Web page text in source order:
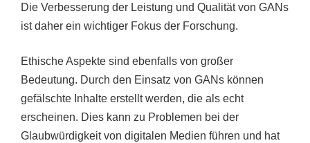
Die Verbesserung der Leistung und Qualität von GANs
ist daher ein wichtiger Fokus der Forschung.
Ethische Aspekte sind ebenfalls von großer
Bedeutung. Durch den Einsatz von GANs können
gefälschte Inhalte erstellt werden, die als echt
erscheinen. Dies kann zu Problemen bei der
Glaubwürdigkeit von digitalen Medien führen und hat